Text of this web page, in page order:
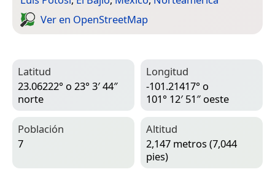
Ver en Open­Street­Map
Latitud
23.06222° o 23° 3′ 44″
norte
Longitud
-101.21417° o
101° 12′ 51″ oeste
Población
7
Altitud
2,147 metros (7,044
pies)